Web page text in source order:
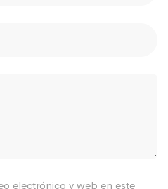
electrónico y web en este